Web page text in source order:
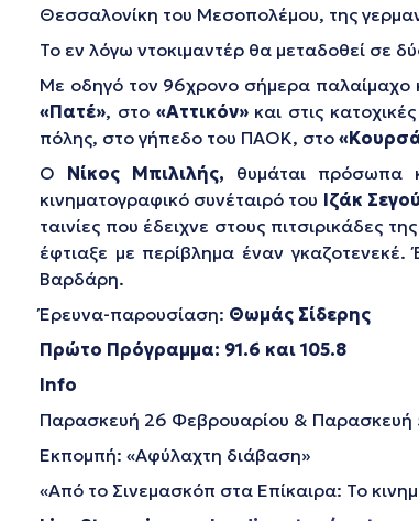
Θεσσαλονίκη του Μεσοπολέμου, της
Το εν λόγω ντοκιμαντέρ θα μεταδοθεί σε
Με οδηγό τον 96χρονο σήμερα παλαίμαχο
«Πατέ», στο «Αττικόν»και στις
πόλης, στο γήπεδο του ΠΑΟΚ, στο
Ο Νίκος Μπιλιλής, θυμάται πρόσωπα
κινηματογραφικό συνέταιρό του Ιζάκ
ταινίες που έδειχνε στους πιτσιρικάδες
έφτιαξε με περίβλημα έναν
Βαρδάρη.
Έρευνα-παρουσίαση: Θωμάς Σίδερης
Πρώτο Πρόγραμμα: 91.6 και 105.8
Info
Παρασκευή 26 Φεβρουαρίου &
Εκπομπή: «Αφύλαχτη διάβαση»
«Από το Σινεμασκόπ στα Επίκαιρα: Το